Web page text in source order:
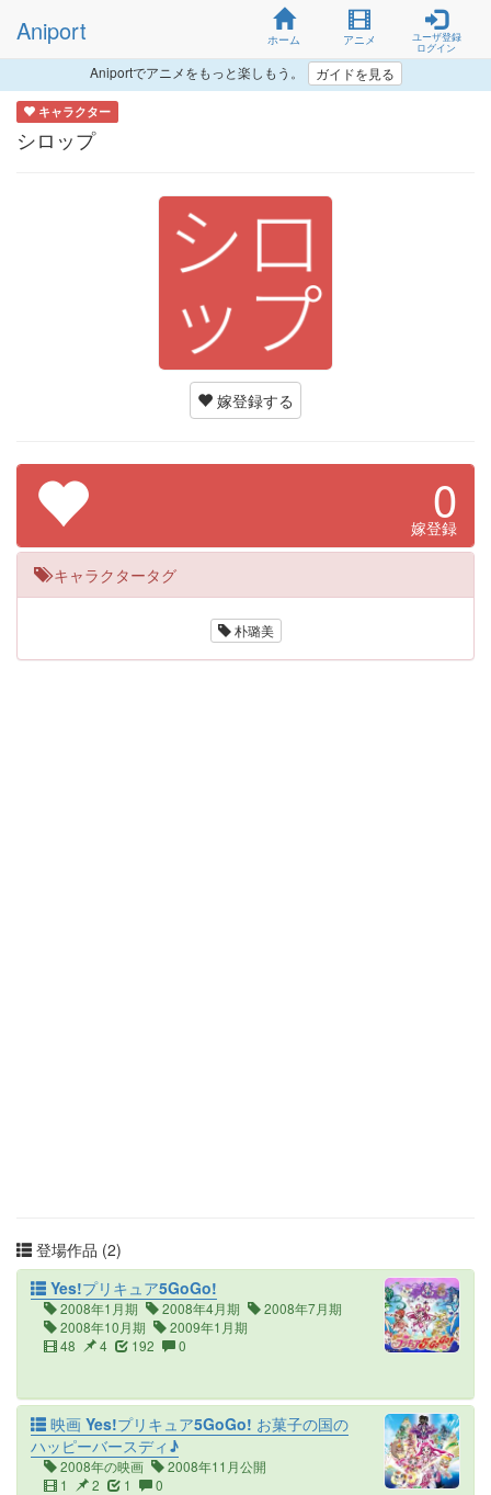
Aniport ホーム アニメ
ユーザ登録
ログイン
Aniportでアニメをもっと楽しもう。 ガイドを見る
キャラクター
シロップ
嫁登録する
0
嫁登録
キャラクタータグ
朴璐美
登場作品 (2)
Yes!プリキュア5GoGo!
2008年1月期 2008年4月期
2008年7月期
2008年10月期
2009年1月期
48
4 192 0
映画 Yes!プリキュア5GoGo! お菓子の国の
ハッピーバースディ♪
2008年の映画
2008年11月公開
1
2 1 0